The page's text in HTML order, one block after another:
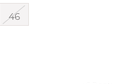
46